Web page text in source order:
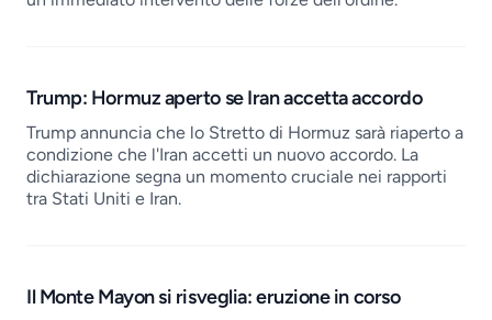
Trump: Hormuz aperto se Iran accetta accordo
Trump annuncia che lo Stretto di Hormuz sarà riaperto a
condizione che l'Iran accetti un nuovo accordo. La
dichiarazione segna un momento cruciale nei rapporti
tra Stati Uniti e Iran.
Il Monte Mayon si risveglia: eruzione in corso